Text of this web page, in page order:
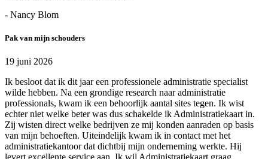
- Nancy Blom
Pak van mijn schouders
19 juni 2026
Ik besloot dat ik dit jaar een professionele administratie specialist
wilde hebben. Na een grondige research naar administratie
professionals, kwam ik een behoorlijk aantal sites tegen. Ik wist
echter niet welke beter was dus schakelde ik Administratiekaart in.
Zij wisten direct welke bedrijven ze mij konden aanraden op basis
van mijn behoeften. Uiteindelijk kwam ik in contact met het
administratiekantoor dat dichtbij mijn onderneming werkte. Hij